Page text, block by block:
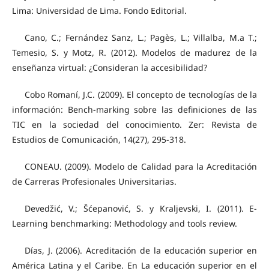
Lima: Universidad de Lima. Fondo Editorial.
Cano, C.; Fernández Sanz, L.; Pagès, L.; Villalba, M.a T.;
Temesio, S. y Motz, R. (2012). Modelos de madurez de la
enseñanza virtual: ¿Consideran la accesibilidad?
Cobo Romaní, J.C. (2009). El concepto de tecnologías de la
información: Bench-marking sobre las definiciones de las
TIC en la sociedad del conocimiento. Zer: Revista de
Estudios de Comunicación, 14(27), 295-318.
CONEAU. (2009). Modelo de Calidad para la Acreditación
de Carreras Profesionales Universitarias.
Devedžić, V.; Šćepanović, S. y Kraljevski, I. (2011). E-
Learning benchmarking: Methodology and tools review.
Días, J. (2006). Acreditación de la educación superior en
América Latina y el Caribe. En La educación superior en el